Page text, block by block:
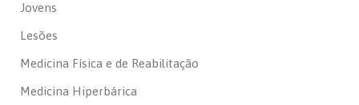
Jovens
Lesões
Medicina Física e de Reabilitação
Medicina Hiperbárica